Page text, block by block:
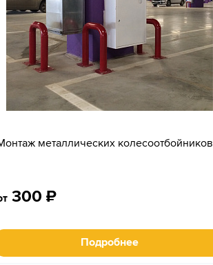
металлических колесоотбойников
300 ₽
Подробнее